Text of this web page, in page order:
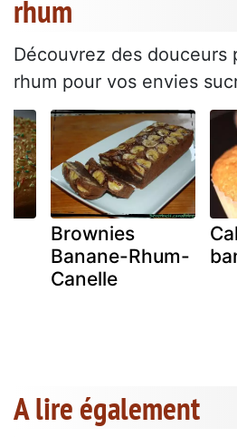
rhum
Découvrez des douceurs
rhum pour vos envies
Brownies
Banane-Rhum-
Canelle
A lire également